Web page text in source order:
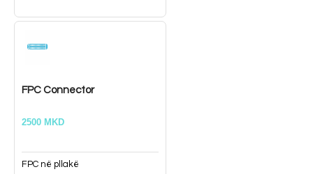
FPC Connector
2500 MKD
FPC në pllakë